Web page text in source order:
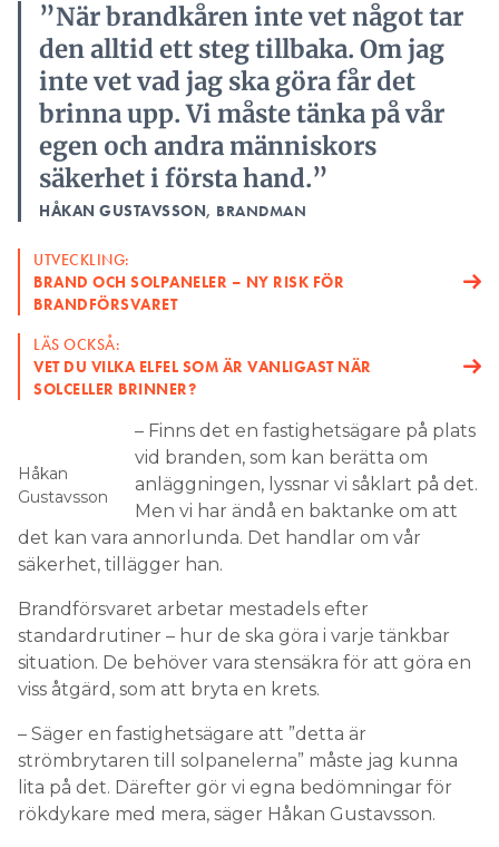
”När brandkåren inte vet något tar
den alltid ett steg tillbaka. Om jag
inte vet vad jag ska göra får det
brinna upp. Vi måste tänka på vår
egen och andra människors
säkerhet i första hand.”
HÅKAN GUSTAVSSON, BRANDMAN
UTVECKLING:
BRAND OCH SOLPANELER – NY RISK FÖR
BRANDFÖRSVARET
LÄS OCKSÅ:
VET DU VILKA ELFEL SOM ÄR VANLIGAST NÄR
SOLCELLER BRINNER?
Håkan
Gustavsson
– Finns det en fastighetsägare på plats
vid branden, som kan berätta om
anläggningen, lyssnar vi såklart på det.
Men vi har ändå en baktanke om att
det kan vara annorlunda. Det handlar om vår
säkerhet, tillägger han.
Brandförsvaret arbetar mestadels efter
standardrutiner – hur de ska göra i varje tänkbar
situation. De behöver vara stensäkra för att göra en
viss åtgärd, som att bryta en krets.
– Säger en fastighetsägare att ”detta är
strömbrytaren till solpanelerna” måste jag kunna
lita på det. Därefter gör vi egna bedömningar för
rökdykare med mera, säger Håkan Gustavsson.